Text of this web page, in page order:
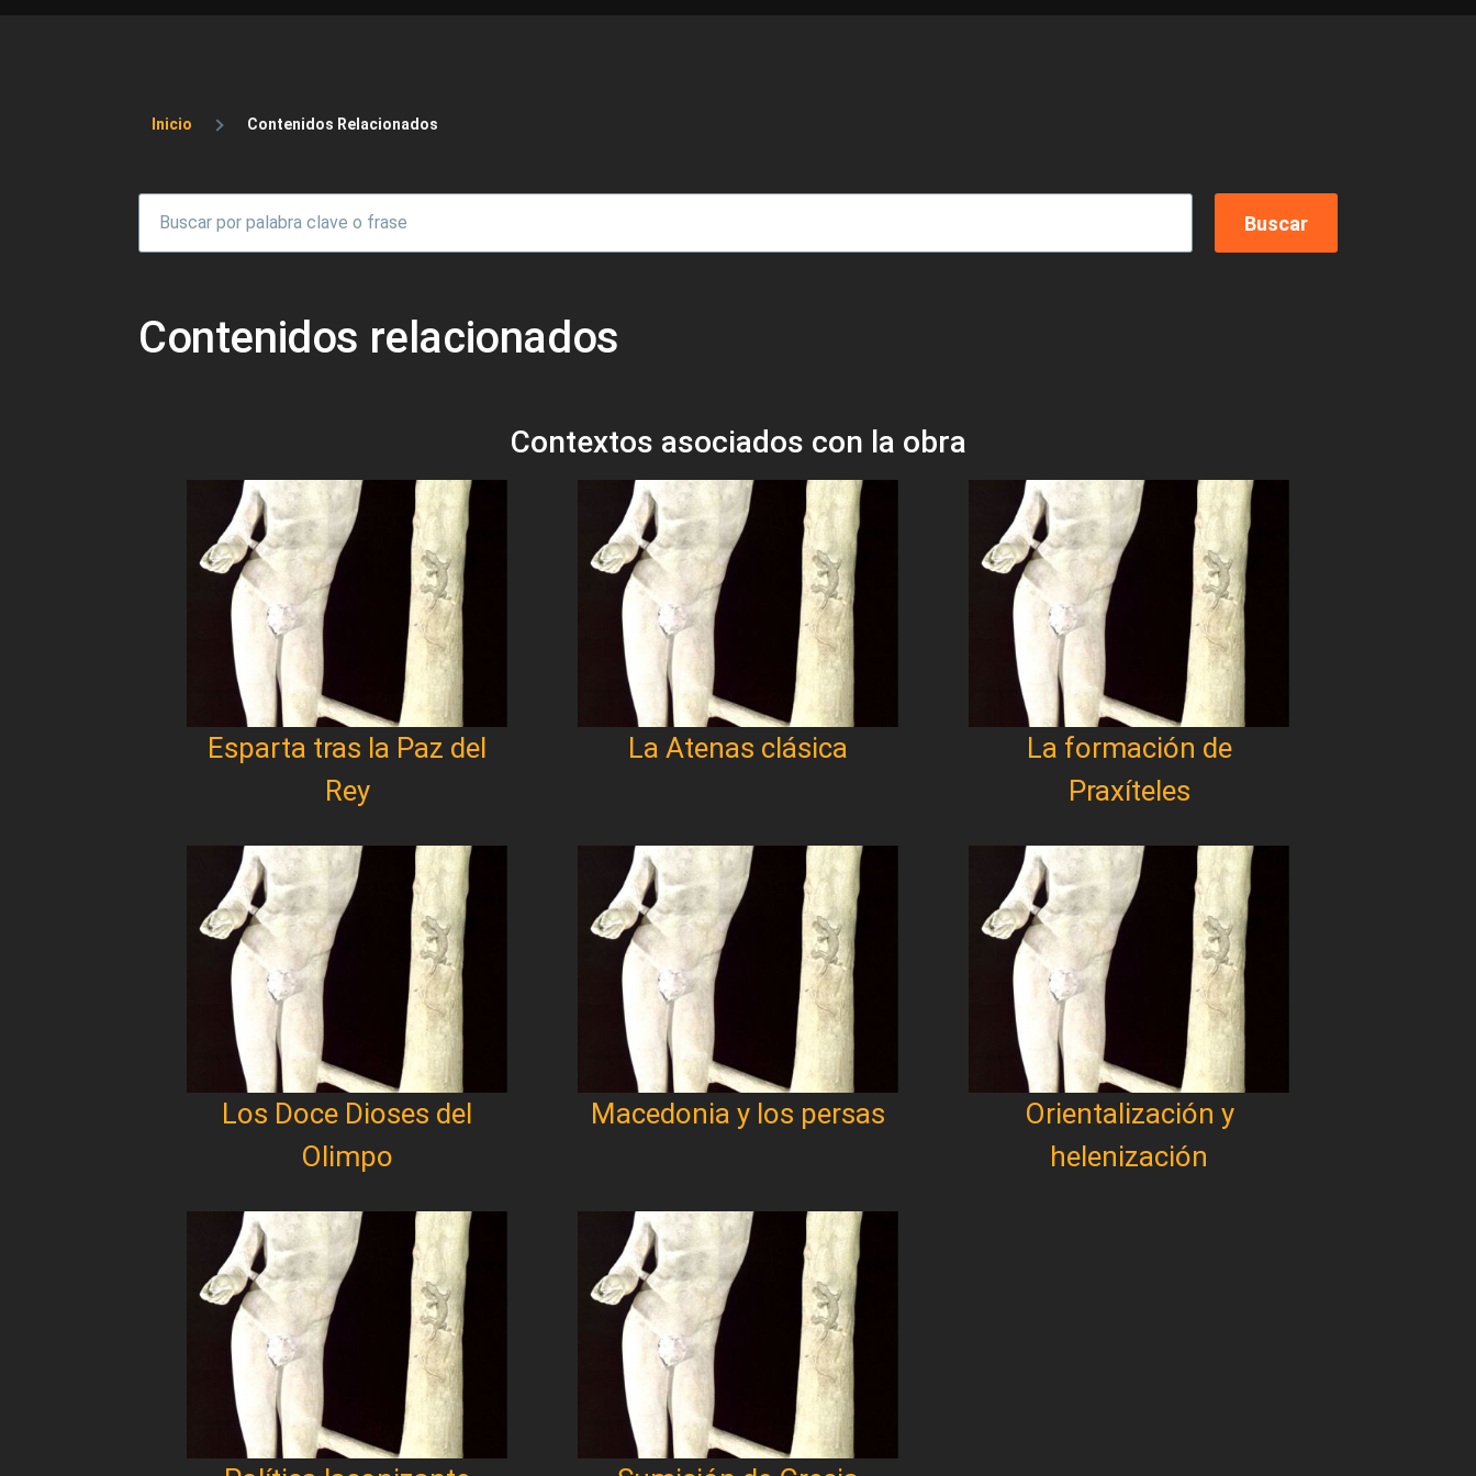
Sobrescribir enlaces de ayuda a la navegación
Inicio Contenidos Relacionados
Contenidos relacionados
Contextos asociados con la obra
Esparta tras la Paz del
Rey
La Atenas clásica
La formación de
Praxíteles
Los Doce Dioses del
Olimpo
Macedonia y los persas
Orientalización y
helenización